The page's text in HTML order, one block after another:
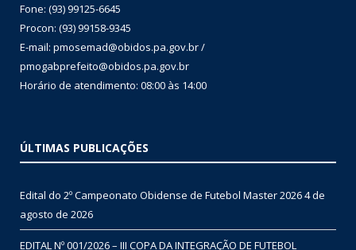
Fone: (93) 99125-6645
Procon: (93) 99158-9345
E-mail: pmosemad@obidos.pa.gov.br /
pmogabprefeito@obidos.pa.gov.br
Horário de atendimento: 08:00 às 14:00
ÚLTIMAS PUBLICAÇÕES
Edital do 2º Campeonato Obidense de Futebol Master 20264 de
agosto de 2026
EDITAL Nº 001/2026 – III COPA DA INTEGRAÇÃO DE FUTEBOL